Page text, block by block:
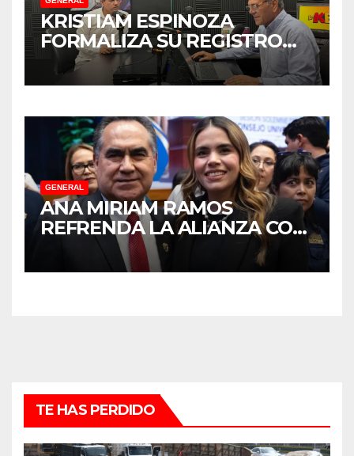
KRISTIAM ESPINOZA
FORMALIZA SU REGISTRO
PARA COORDINAR LA
DEFENSA DE LA
SINALOA
GENERAL
ANA MIRIAM RAMOS
REFRENDA LA ALIANZA CON
LA UNIVERSIDAD
AUTÓNOMA DE SINALOA
TE HAS PERDIDO